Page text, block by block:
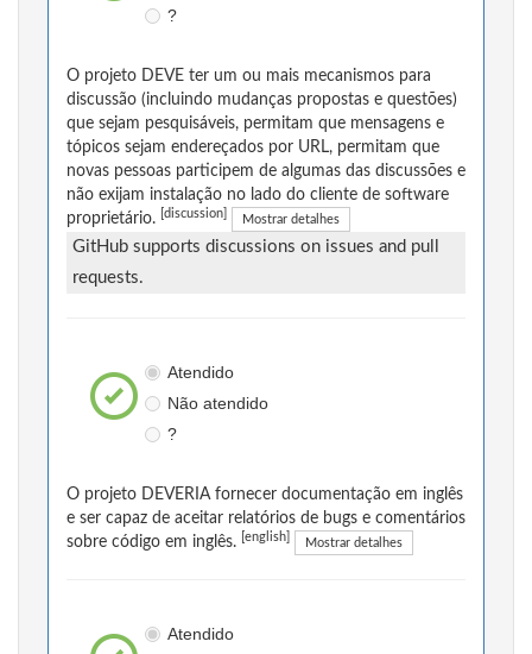
?
O projeto DEVE ter um ou mais mecanismos para
discussão (incluindo mudanças propostas e questões)
que sejam pesquisáveis, permitam que mensagens e
tópicos sejam endereçados por URL, permitam que
novas pessoas participem de algumas das discussões e
não exijam instalação no lado do cliente de software
proprietário.
[discussion] Mostrar detalhes
GitHub supports discussions on issues and pull
requests.
Atendido
Não atendido
?
O projeto DEVERIA fornecer documentação em inglês
e ser capaz de aceitar relatórios de bugs e comentários
sobre código em inglês.
[english] Mostrar detalhes
Atendido